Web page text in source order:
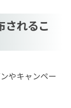
されるこ
やキャンペー